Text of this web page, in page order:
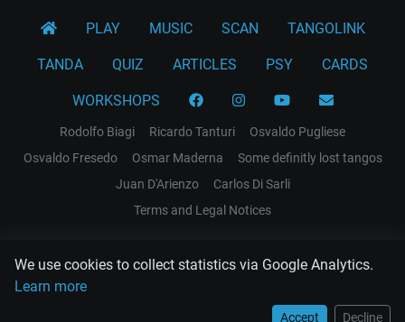
We use cookies to collect statistics via Google Analytics.
Learn more
Accept Decline
PLAY MUSIC SCAN TANGOLINK
TANDA QUIZ ARTICLES PSY CARDS
WORKSHOPS
Rodolfo Biagi Ricardo Tanturi
Osvaldo Pugliese
Osvaldo Fresedo
Osmar Maderna
Some definitly lost tangos
Juan D'Arienzo
Carlos Di Sarli
Terms and Legal Notices
EL RECODO TANGO